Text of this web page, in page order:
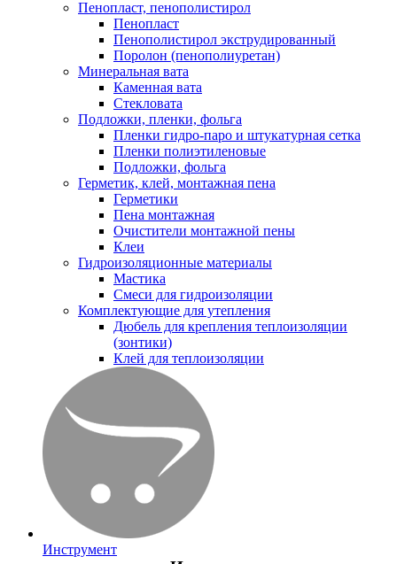
Пенопласт, пенополистирол
Пенопласт
Пенополистирол экструдированный
Поролон (пенополиуретан)
Минеральная вата
Каменная вата
Стекловата
Подложки, пленки, фольга
Пленки гидро-паро и штукатурная сетка
Пленки полиэтиленовые
Подложки, фольга
Герметик, клей, монтажная пена
Герметики
Пена монтажная
Очистители монтажной пены
Клеи
Гидроизоляционные материалы
Мастика
Смеси для гидроизоляции
Комплектующие для утепления
Дюбель для крепления теплоизоляции
(зонтики)
Клей для теплоизоляции
Инструмент